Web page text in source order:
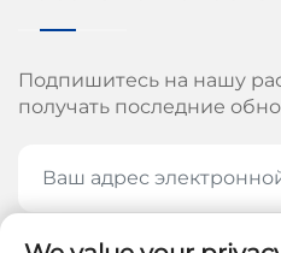
Подпишитесь на нашу
получать последние